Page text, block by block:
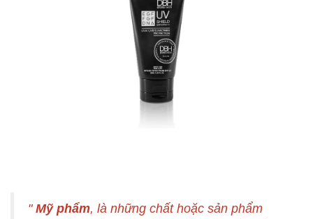
" Mỹ phẩm, là những chất hoặc sản phẩm